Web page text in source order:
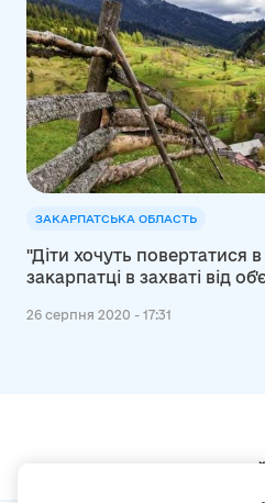
ЗАКАРПАТСЬКА ОБЛАСТЬ
"Діти хочуть повертатися
закарпатці в захваті від
26 серпня 2020 - 17:31
Мапа